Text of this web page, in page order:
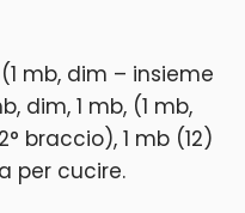
mb, dim – insieme
dim, 1 mb, (1 mb,
braccio), 1 mb (12)
per cucire.